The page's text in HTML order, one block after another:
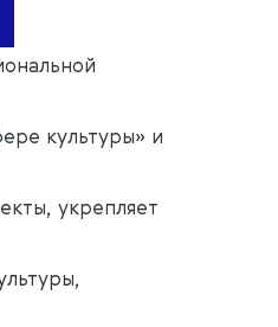
культуры» и
укрепляет